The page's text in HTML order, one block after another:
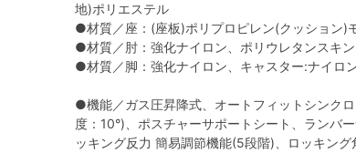
地)ポリエステル
●材質／座：(座板)ポリプロピレン(クッション)
●材質／肘：強化ナイロン、ポリウレタンスキ
●材質／脚：強化ナイロン、キャスター:ナイロ
●機能／ガス圧昇降式、オートフィットシンク
度：10°)、ポスチャーサポートシート、ランバ
ッキング反力 簡易調節機能(5段階)、ロッキング